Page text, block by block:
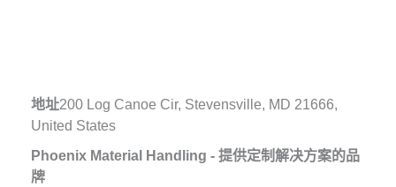
地址200 Log Canoe Cir, Stevensville, MD 21666,
United States
Phoenix Material Handling - 提供定制解决方案的品
牌